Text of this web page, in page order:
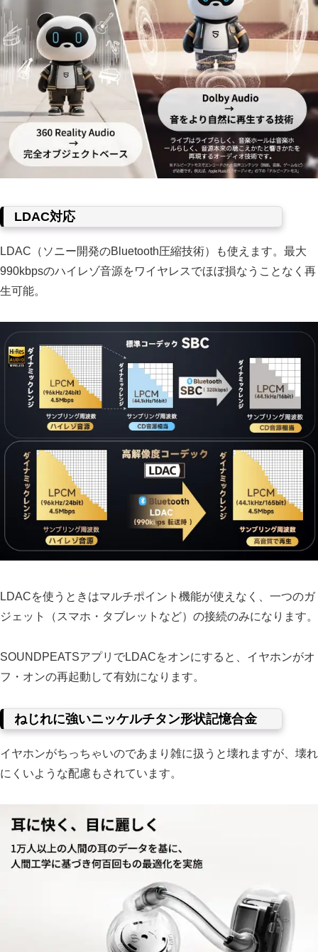
LDAC対応
LDAC（ソニー開発のBluetooth圧縮技術）も使えます。最大
990kbpsのハイレゾ音源をワイヤレスでほぼ損なうことなく再
生可能。
LDACを使うときはマルチポイント機能が使えなく、一つのガ
ジェット（スマホ・タブレットなど）の接続のみになります。
SOUNDPEATSアプリでLDACをオンにすると、イヤホンがオ
フ・オンの再起動して有効になります。
ねじれに強いニッケルチタン形状記憶合金
イヤホンがちっちゃいのであまり雑に扱うと壊れますが、壊れ
にくいような配慮もされています。